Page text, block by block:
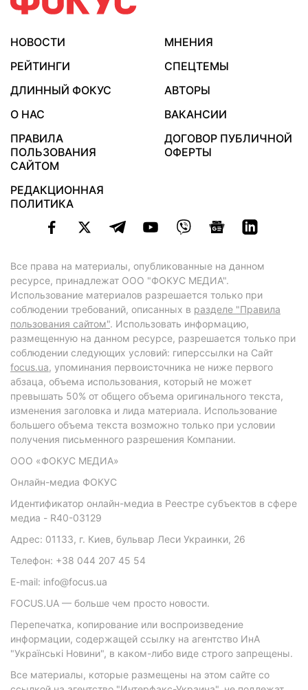
НОВОСТИ
МНЕНИЯ
РЕЙТИНГИ
СПЕЦТЕМЫ
ДЛИННЫЙ ФОКУС
АВТОРЫ
О НАС
ВАКАНСИИ
ПРАВИЛА
ПОЛЬЗОВАНИЯ
САЙТОМ
ДОГОВОР ПУБЛИЧНОЙ
ОФЕРТЫ
РЕДАКЦИОННАЯ
ПОЛИТИКА
Все права на материалы, опубликованные на данном
ресурсе, принадлежат ООО "ФОКУС МЕДИА".
Использование материалов разрешается только при
соблюдении требований, описанных в разделе "Правила
пользования сайтом". Использовать информацию,
размещенную на данном ресурсе, разрешается только при
соблюдении следующих условий: гиперссылки на Сайт
focus.ua, упоминания первоисточника не ниже первого
абзаца, объема использования, который не может
превышать 50% от общего объема оригинального текста,
изменения заголовка и лида материала. Использование
большего объема текста возможно только при условии
получения письменного разрешения Компании.
ООО «ФОКУС МЕДИА»
Онлайн-медиа ФОКУС
Идентификатор онлайн-медиа в Реестре субъектов в сфере
медиа - R40-03129
Адрес: 01133, г. Киев, бульвар Леси Украинки, 26
Телефон: +38 044 207 45 54
E-mail: info@focus.ua
FOCUS.UA — больше чем просто новости.
Перепечатка, копирование или воспроизведение
информации, содержащей ссылку на агентство ИнА
"Українські Новини", в каком-либо виде строго запрещены.
Все материалы, которые размещены на этом сайте со